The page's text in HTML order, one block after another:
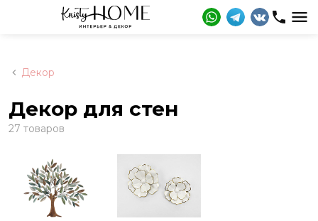
Декор
Декор для стен
27 товаров